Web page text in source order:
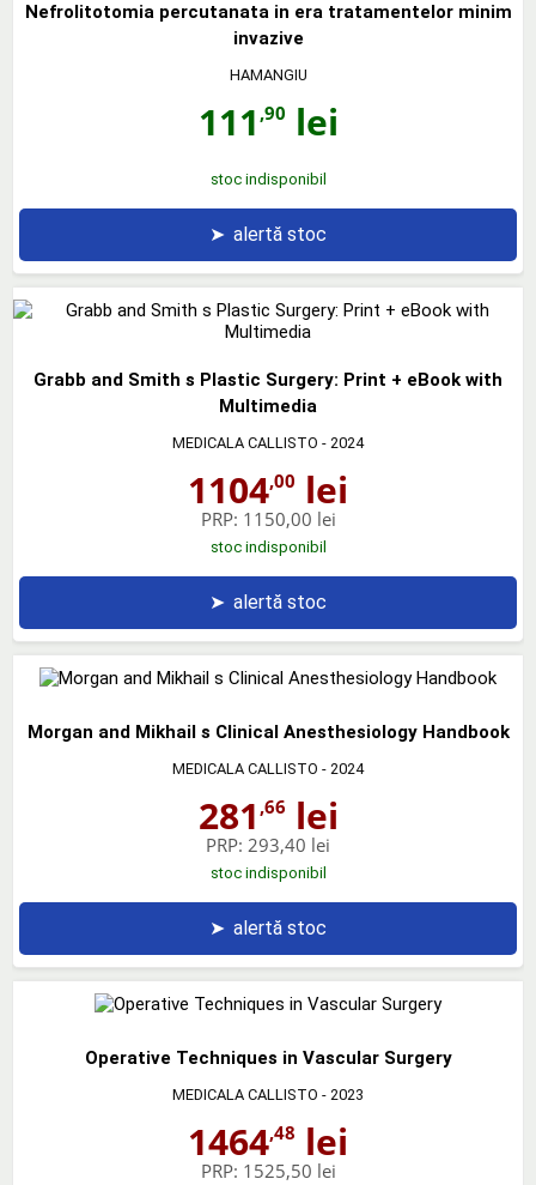
Nefrolitotomia percutanata in era tratamentelor minim
invazive
HAMANGIU
111 ,90 lei
stoc indisponibil
➤ alertă stoc
Grabb and Smith s Plastic Surgery: Print + eBook with
Multimedia
MEDICALA CALLISTO - 2024
1104,00 lei
PRP: 1150,00 lei
stoc indisponibil
➤ alertă stoc
Morgan and Mikhail s Clinical Anesthesiology Handbook
MEDICALA CALLISTO - 2024
281 ,66 lei
PRP: 293,40 lei
stoc indisponibil
➤ alertă stoc
Operative Techniques in Vascular Surgery
MEDICALA CALLISTO - 2023
1464,48 lei
PRP: 1525,50 lei